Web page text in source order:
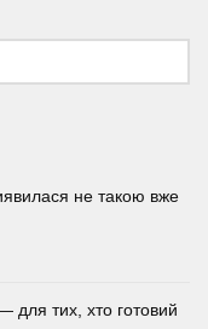
не такою вже
для тих, хто готовий